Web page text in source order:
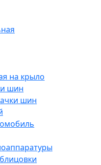
на крыло
шин
шин